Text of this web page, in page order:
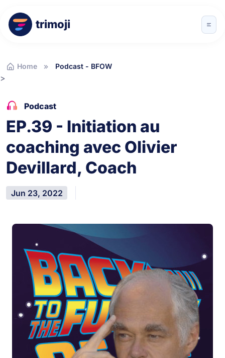
trimoji
Home Podcast - BFOW
>
Podcast
EP.39 - Initiation au
coaching avec Olivier
Devillard, Coach
Jun 23, 2022